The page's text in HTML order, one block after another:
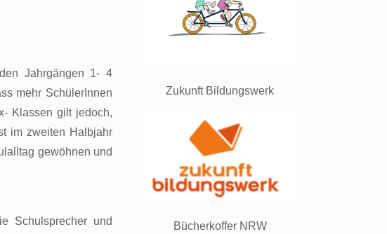
Jahrgängen 1- 4
mehr SchülerInnen
Klassen gilt jedoch,
im zweiten Halbjahr
gewöhnen und
Schulsprecher und
Zukunft Bildungswerk
Bücherkoffer NRW